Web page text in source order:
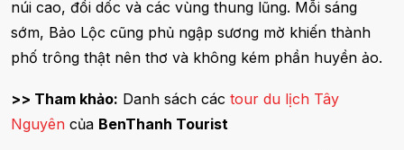
núi cao, đồi dốc và các vùng thung lũng. Mỗi sáng
sớm, Bảo Lộc cũng phủ ngập sương mờ khiến thành
phố trông thật nên thơ và không kém phần huyền ảo.
>> Tham khảo: Danh sách các tour du lịch Tây
Nguyên của BenThanh Tourist